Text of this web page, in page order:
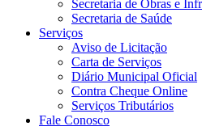
Secretaria de Obras e
Secretaria de Saúde
Serviços
Aviso de Licitação
Carta de Serviços
Diário Municipal Oficial
Contra Cheque Online
Serviços Tributários
Fale Conosco